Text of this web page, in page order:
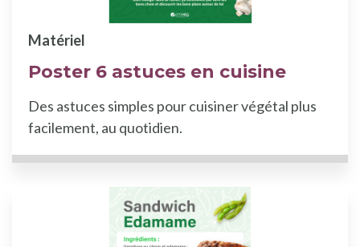
Poster 6 astuces en cuisine
Matériel
Des astuces simples pour cuisiner végétal plus
facilement, au quotidien.